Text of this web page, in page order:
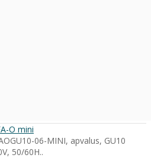
O mini
06-MINI, apvalus, GU10
50/60H..